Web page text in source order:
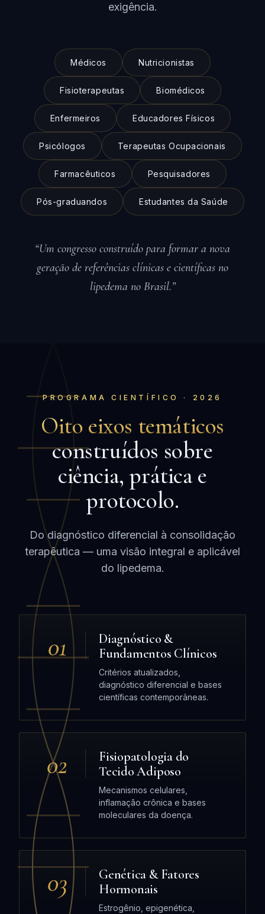
exigência.
Médicos Nutricionistas
Fisioterapeutas Biomédicos
Enfermeiros Educadores Físicos
Psicólogos Terapeutas Ocupacionais
Farmacêuticos Pesquisadores
Pós-graduandos Estudantes da Saúde
“Um congresso construído para formar a nova
geração de referências clínicas e científicas no
lipedema no Brasil.”
PROGRAMA CIENTÍFICO · 2026
Oito eixos temáticos
construídos sobre
ciência, prática e
protocolo.
Do diagnóstico diferencial à consolidação
terapêutica — uma visão integral e aplicável
do lipedema.
01
Diagnóstico &
Fundamentos Clínicos
Critérios atualizados,
diagnóstico diferencial e bases
científicas contemporâneas.
02
Fisiopatologia do
Tecido Adiposo
Mecanismos celulares,
inflamação crônica e bases
moleculares da doença.
03
Genética & Fatores
Hormonais
Estrogênio, epigenética,